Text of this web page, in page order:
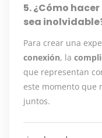
5. ¿Cómo
sea
Para crear una
conexión, la
que representan
este momento que
juntos.